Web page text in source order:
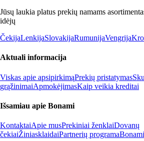
Jūsų laukia platus prekių namams
idėjų
ČekijaLenkijaSlovakijaRumunijaVengrija
Aktuali informacija
Viskas apie apsipirkimąPrekių pristatymas
grąžinimaiApmokėjimasKaip veikia kreditai
Išsamiau apie Bonami
KontaktaiApie musPrekiniai ženklaiDovanų
čekiaiŽiniasklaidaiPartnerių programa